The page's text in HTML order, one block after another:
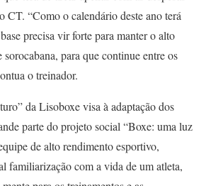
CT. “Como o calendário deste ano terá
precisa vir forte para manter o alto
sorocabana, para que continue entre os
o treinador.
da Lisoboxe visa à adaptação dos
parte do projeto social “Boxe: uma luz
de alto rendimento esportivo,
familiarização com a vida de um atleta,